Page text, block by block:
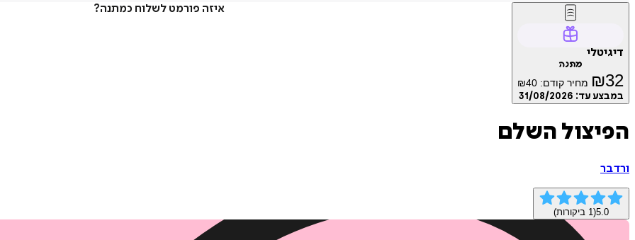
איזה פורמט לשלוח כמתנה?
דיגיטלי
מתנה
₪32 מחיר קודם: ₪40
במבצע עד: 31/08/2026
הפיצול השלם
ורד בר
5.0
(
1 ביקורות)